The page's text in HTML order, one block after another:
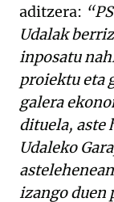
aditzera:
Udalak
inposatu
proiektu eta
galera
dituela, aste
Udaleko
izango duen